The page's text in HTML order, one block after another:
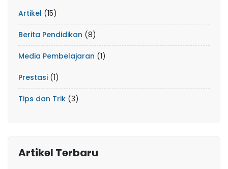
Artikel (15)
Berita Pendidikan (8)
Media Pembelajaran (1)
Prestasi (1)
Tips dan Trik (3)
Artikel Terbaru